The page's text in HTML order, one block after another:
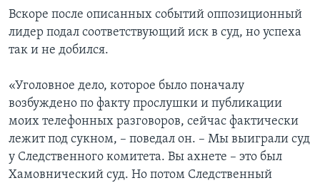
Вскоре после описанных событий оппозиционный
лидер подал соответствующий иск в суд, но успеха
так и не добился.
«Уголовное дело, которое было поначалу
возбуждено по факту прослушки и публикации
моих телефонных разговоров, сейчас фактически
лежит под сукном, – поведал он. – Мы выиграли суд
у Следственного комитета. Вы ахнете – это был
Хамовнический суд. Но потом Следственный